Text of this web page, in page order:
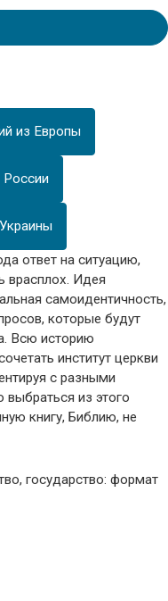
из Европы
России
ответ на ситуацию,
врасплох. Идея
самоидентичность,
которые будут
Всю историю
институт церкви
с разными
из этого
книгу, Библию, не
государство: формат